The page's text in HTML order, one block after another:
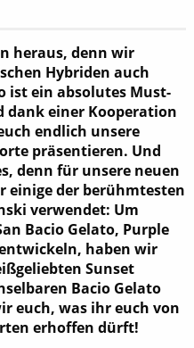
heraus, denn wir
Hybriden auch
ist ein absolutes Must-
dank einer Kooperation
endlich unsere
präsentieren. Und
denn für unsere neuen
einige der berühmtesten
verwendet: Um
Bacio Gelato, Purple
haben wir
Sunset
Bacio Gelato
euch, was ihr euch von
erhoffen dürft!